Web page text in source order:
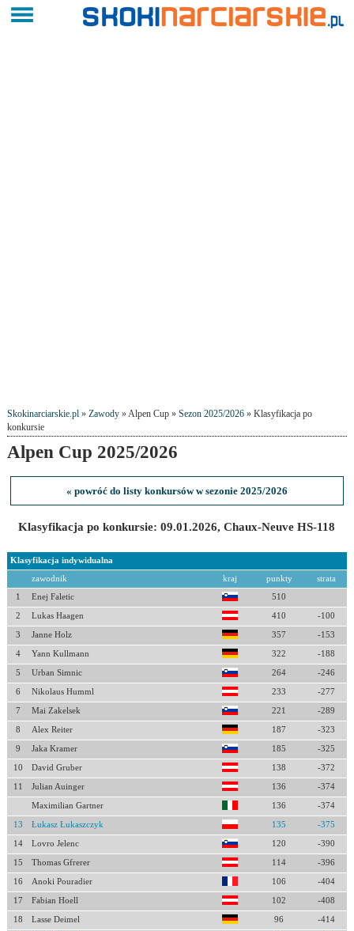
Skokinarciarskie.pl» Zawody» Alpen Cup » Sezon 2025/2026» Klasyfikacja po
konkursie
Alpen Cup 2025/2026
« powróć do listy konkursów w sezonie 2025/2026
Klasyfikacja po konkursie: 09.01.2026, Chaux-Neuve HS-118
Klasyfikacja indywidualna
zawodnik kraj punkty strata
1 Enej Faletic 510
2 Lukas Haagen 410 -100
3 Janne Holz 357 -153
4 Yann Kullmann 322 -188
5 Urban Simnic 264 -246
6 Nikolaus Humml 233 -277
7 Mai Zakelsek 221 -289
8 Alex Reiter 187 -323
9 Jaka Kramer 185 -325
10 David Gruber 138 -372
11 Julian Auinger 136 -374
Maximilian Gartner 136 -374
13 Łukasz Łukaszczyk 135 -375
14 Lovro Jelenc 120 -390
15 Thomas Gfrerer 114 -396
16 Anoki Pouradier 106 -404
17 Fabian Hoell 102 -408
18 Lasse Deimel 96 -414